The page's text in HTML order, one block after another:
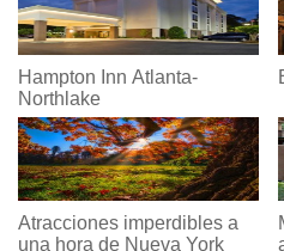
Hampton Inn Atlanta-
Northlake
Atracciones imperdibles a
una hora de Nueva York